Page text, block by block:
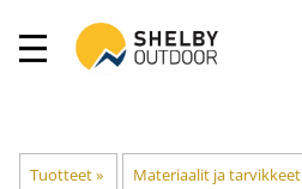
Tuotteet‪» Materiaalit ja tarvikkeet